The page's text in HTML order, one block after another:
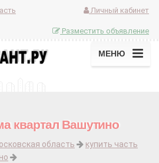
Личный кабинет
Разместить объявление
МЕНЮ
квартал Вашутино
область
купить часть